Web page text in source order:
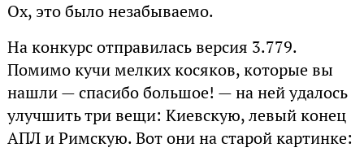
Ох, это было незабываемо.
На конкурс отправилась версия 3.779.
Помимо кучи мелких косяков, которые вы
нашли — спасибо большое! — на ней удалось
улучшить три вещи: Киевскую, левый конец
АПЛ и Римскую. Вот они на старой картинке: